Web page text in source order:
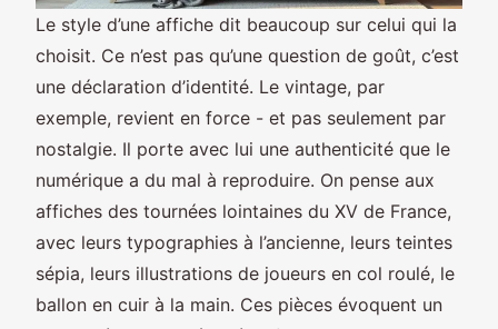
Le style d’une affiche dit beaucoup sur celui qui la
choisit. Ce n’est pas qu’une question de goût, c’est
une déclaration d’identité. Le vintage, par
exemple, revient en force - et pas seulement par
nostalgie. Il porte avec lui une authenticité que le
numérique a du mal à reproduire. On pense aux
affiches des tournées lointaines du XV de France,
avec leurs typographies à l’ancienne, leurs teintes
sépia, leurs illustrations de joueurs en col roulé, le
ballon en cuir à la main. Ces pièces évoquent un